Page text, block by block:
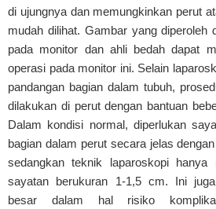
di ujungnya dan memungkinkan perut
mudah dilihat. Gambar yang diperoleh
pada monitor dan ahli bedah dapat
operasi pada monitor ini. Selain
pandangan bagian dalam tubuh,
dilakukan di perut dengan bantuan
Dalam kondisi normal, diperlukan
bagian dalam perut secara jelas
sedangkan teknik laparoskopi hanya
sayatan berukuran 1-1,5 cm. Ini
besar dalam hal risiko